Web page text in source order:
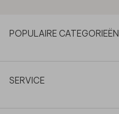
POPULAIRE CATEGORIEËN
SERVICE